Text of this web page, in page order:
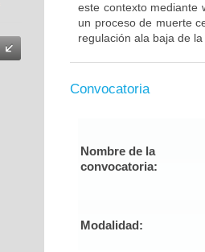
este contexto mediante
un proceso de muerte
regulación ala baja de
Convocatoria
Nombre de la
convocatoria:
Modalidad: